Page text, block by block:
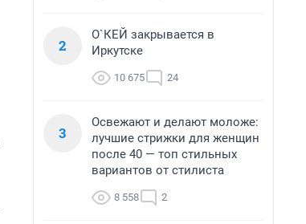
2
О`КЕЙ закрывается в
Иркутске
10 675 24
3
Освежают и делают моложе:
лучшие стрижки для женщин
после 40 — топ стильных
вариантов от стилиста
8 558 2